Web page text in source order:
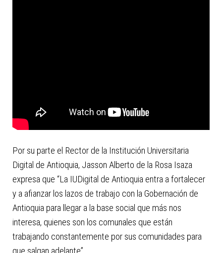
Por su parte el Rector de la Institución Universitaria
Digital de Antioquia, Jasson Alberto de la Rosa Isaza
expresa que “La IUDigital de Antioquia entra a fortalecer
y a afianzar los lazos de trabajo con la Gobernación de
Antioquia para llegar a la base social que más nos
interesa, quienes son los comunales que están
trabajando constantemente por sus comunidades para